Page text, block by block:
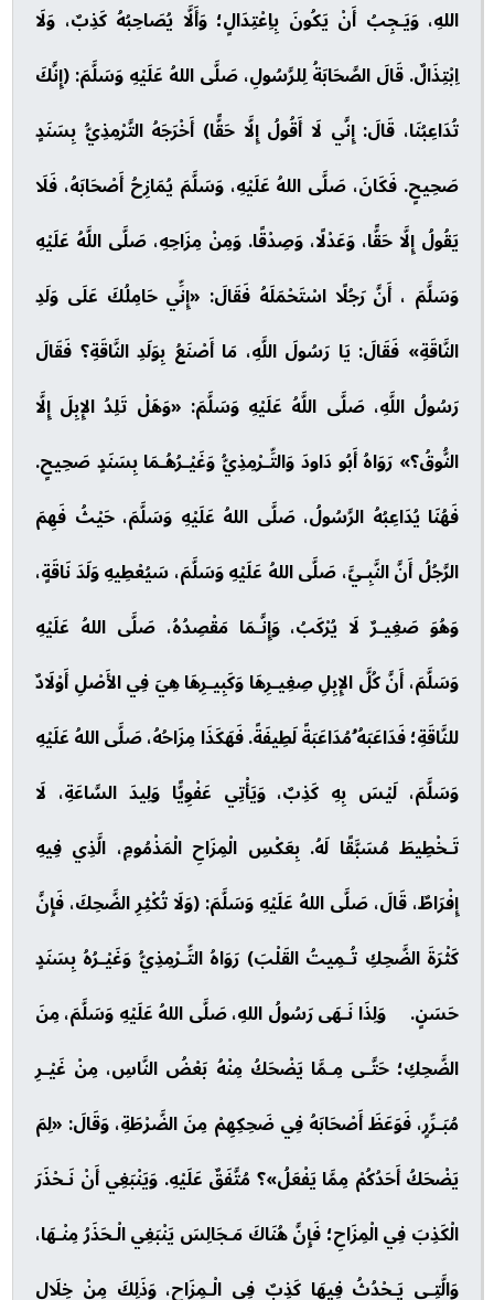
اللهِ، وَيَـجِبُ أَنْ يَكُونَ بِاِعْتِدَالٍ؛ وَأَلَّا يُصَاحِبُهُ كَذِبٌ، وَلَا
اِبْتِذَالٌ. قَالَ الصَّحَابَةُ لِلرَّسُولِ، صَلَّى اللهُ عَلَيْهِ وَسَلَّمَ: (إِنَّكَ
تُدَاعِبُنَا، قَالَ: إِنَّي لَا أَقُولُ إِلَّا حَقًّا) أَخْرَجَهُ التَّرْمِذِيُّ بِسَنَدٍ
صَحِيحٍ. فَكَانَ، صَلَّى اللهُ عَلَيْهِ، وَسَلَّمَ يُمَازِحُ أَصْحَابَهُ، فَلَا
يَقُولُ إِلَّا حَقًّا، وَعَدْلًا، وَصِدْقًا. وَمِنْ مِزَاحِهِ، صَلَّى اللَّهُ عَلَيْهِ
وَسَلَّمَ ، أَنَّ رَجُلًا اسْتَحْمَلَهُ فَقَالَ: «إِنِّي حَامِلُكَ عَلَى وَلَدِ
النَّاقَةِ» فَقَالَ: يَا رَسُولَ اللَّهِ، مَا أَصْنَعُ بِوَلَدِ النَّاقَةِ؟ فَقَالَ
رَسُولُ اللَّهِ، صَلَّى اللَّهُ عَلَيْهِ وَسَلَّمَ: «وَهَلْ تَلِدُ الإِبِلَ إِلَّا
النُّوقُ؟» رَوَاهُ أَبُو دَاودَ وَالتِّـرْمِذِيُّ وَغَيْـرُهُـمَا بِسَنَدٍ صَحِيحٍ.
فَهُنَا يُدَاعِبُهُ الرَّسُولُ، صَلَّى اللهُ عَلَيْهِ وَسَلَّمَ، حَيْثُ فَهِمَ
الرَّجُلُ أَنَّ النَّبِـيَّ، صَلَّى اللهُ عَلَيْهِ وَسَلَّمَ، سَيُعْطِيهِ وَلَدَ نَاقَةٍ،
وَهُوَ صَغِيـرٌ لَا يُرْكَبُ، وَإِنَّـمَا مَقْصِدُهُ، صَلَّى اللهُ عَلَيْهِ
وَسَلَّمَ، أَنَّ كُلَّ الإِبِلِ صِغِيـرِهَا وَكَبِيـرِهَا هِيَ فِي الأَصْلِ أَوْلَادٌ
للنَّاقَةِ؛ فَدَاعَبَهُ ُمُدَاعَبَةً لَطِيفَةً. فَهَكَذَا مِزَاحُهُ، صَلَّى اللهُ عَلَيْهِ
وَسَلَّمَ، لَيْسَ بِهِ كَذِبٌ، وَيَأْتِي عَفْوِيًّا وَلِيدَ السَّاعَةِ، لَا
تَـخْطِيطَ مُسَبَّقًا لَهُ. بِعَكْسِ الْمِزَاحِ الْمَذْمُومِ، الَّذِي فِيهِ
إِفْرَاطٌ، قَالَ، صَلَّى اللهُ عَلَيْهِ وَسَلَّمَ: (وَلَا تُكْثِرِ الضَّحِكَ، فَإِنَّ
كَثْرَةَ الضَّحِكِ تُـمِيتُ القَلْبَ) رَوَاهُ التِّـرْمِذِيُّ وَغَيْـرُهُ بِسَنَدٍ
حَسَنٍ. وَلِذَا نَـهَى رَسُولُ اللهِ، صَلَّى اللهُ عَلَيْهِ وَسَلَّمَ، مِنَ
الضَّحِكِ؛ حَتَّـى مِـمَّا يَضْحَكُ مِنْهُ بَعْضُ النَّاسِ، مِنْ غَيْـرِ
مُبَـرِّرٍ، فَوَعَظَ أَصْحَابَهُ فِي ضَحِكِهِمْ مِنَ الضَّرْطَةِ، وَقَالَ: «لِمَ
يَضْحَكُ أَحَدُكُمْ مِمَّا يَفْعَلُ»؟ مُتَّفَقٌ عَلَيْهِ. وَيَنْبَغِي أَنْ نَـحْذَرَ
الْكَذِبَ فِي الْمِزَاحِ؛ فَإِنَّ هُنَاكَ مَـجَالِسَ يَنْبَغِي الْـحَذَرُ مِنْـهَا،
وَالَّتِـي يَـحْدُثُ فِيهَا كَذِبٌ فِي الْـمِزَاحِ، وَذَلِكَ مِنْ خِلَالِ